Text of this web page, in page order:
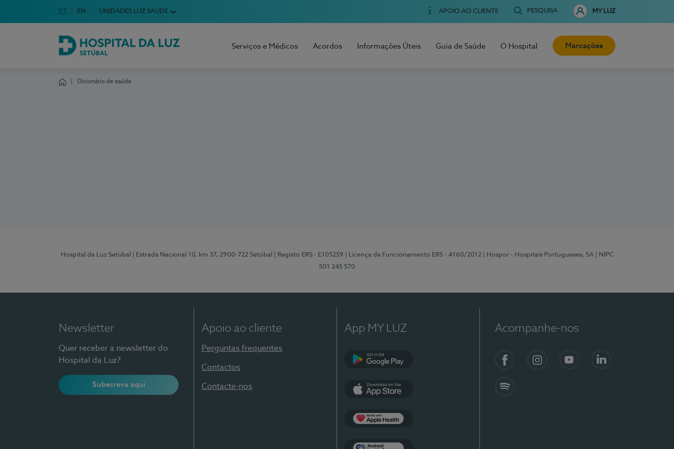
Escolha o seu idioma
Idioma em Português
PT English Language
EN UNIDADES LUZ SAÚDE APOIO AO CLIENTE PESQUISA MY LUZ
Hospital da Luz Setúbal
Serviços e Médicos Acordos Informações Úteis Guia de Saúde O Hospital Marcações
Dicionário de saúde
Hospital da Luz Setúbal | Estrada Nacional 10, km 37, 2900-722 Setúbal | Registo ERS - E105259 | Licença de Funcionamento ERS - 4160/2012 | Hospor - Hospitais Portugueses, SA
| NIPC
501 245 570
Newsletter
Quer receber a newsletter do
Hospital da Luz?
Subscreva aqui
Apoio ao cliente
Perguntas frequentes
Contactos
Contacte-nos
App MY LUZ Acompanhe-nos